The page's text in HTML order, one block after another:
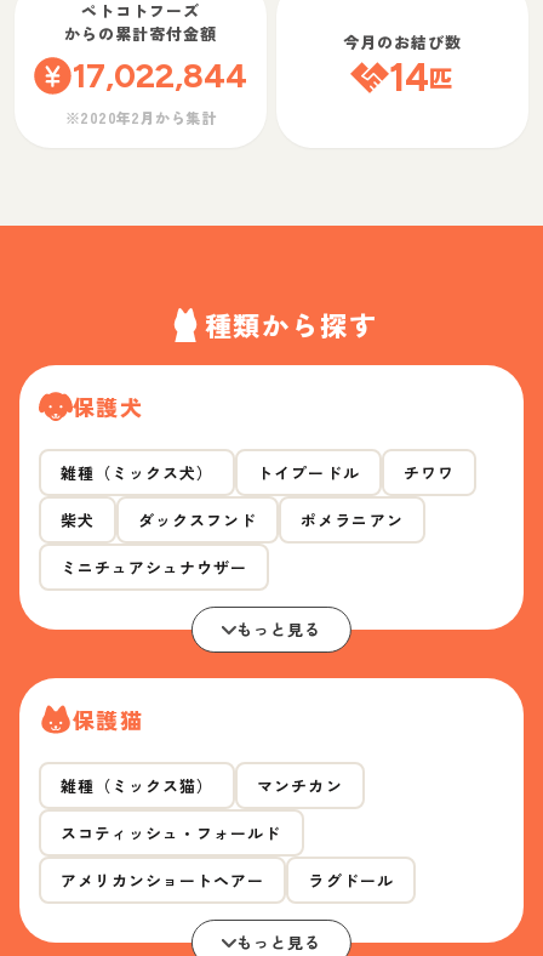
ペトコトフーズ
からの累計寄付金額
17,022,844
※2020年2月から集計
今月のお結び数
14匹
種類から探す
保護犬
雑種（ミックス犬） トイプードル チワワ
柴犬 ダックスフンド ポメラニアン
ミニチュアシュナウザー
もっと見る
保護猫
雑種（ミックス猫） マンチカン
スコティッシュ・フォールド
アメリカンショートヘアー ラグドール
もっと見る